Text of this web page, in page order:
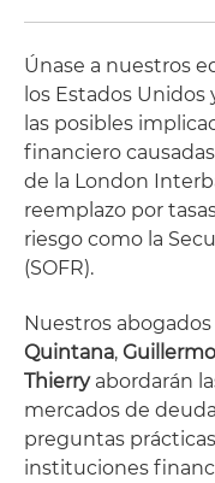
Únase a nuestros
los Estados
las posibles
financiero
de la London
reemplazo por
riesgo como la
(SOFR).
Nuestros abogados
Quintana,
Thierryabordarán
mercados de
preguntas
instituciones